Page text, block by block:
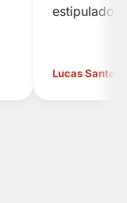
estipulado.
Lucas Santos